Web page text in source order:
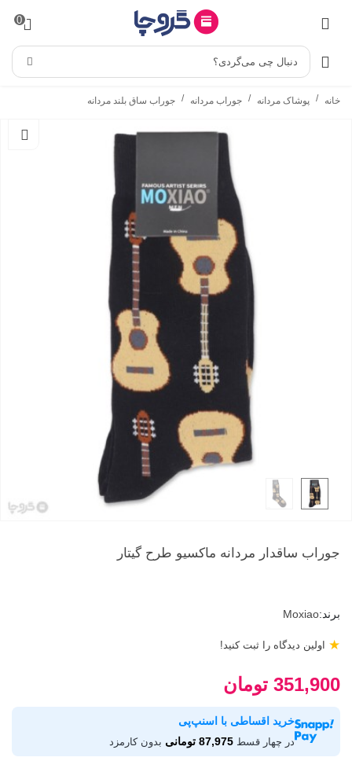
0
دنبال چی می‌گردی؟
خانه / پوشاک مردانه / جوراب مردانه / جوراب ساق بلند مردانه
جوراب ساقدار مردانه ماکسیو طرح گیتار
برند:Moxiao
اولین دیدگاه را ثبت کنید! ★
351,900 تومان
خرید اقساطی با اسنپ‌پی
در چهار قسط 87,975 تومانی بدون کارمزد